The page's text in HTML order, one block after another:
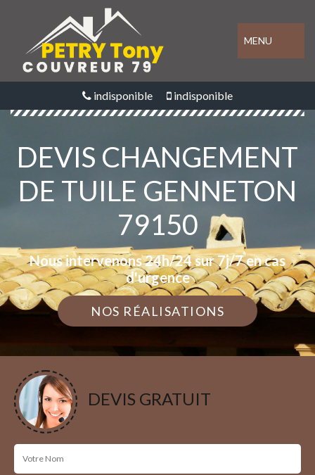
MENU
indisponible indisponible
DEVIS CHANGEMENT
DE TUILE GENNETON
79150
Nous intervenons 24h/24 sur 7j/7 en cas
d'urgence
NOS RÉALISATIONS
DEVIS GRATUIT